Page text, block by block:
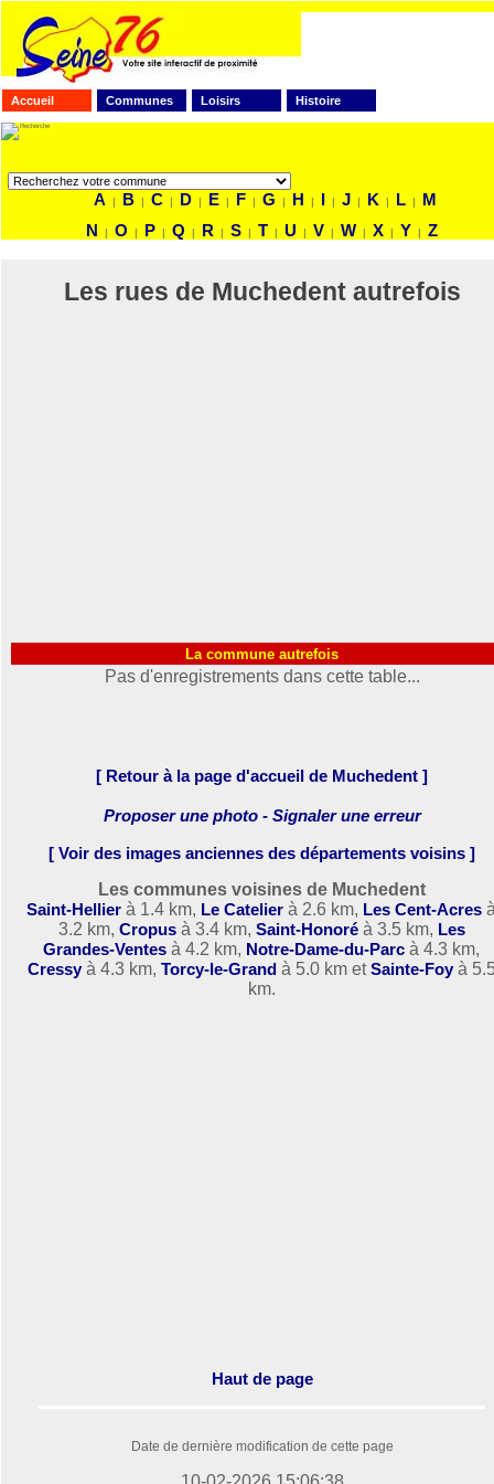
Accueil Communes Loisirs Histoire
A | B | C | D | E | F | G | H | I | J | K | L |
M
N
| O | P | Q | R | S | T | U | V | W | X | Y | Z
Les rues de Muchedent autrefois
La commune autrefois
Pas d'enregistrements dans cette table...
[ Retour à la page d'accueil de Muchedent ]
Proposer une photo - Signaler une erreur
[ Voir des images anciennes des départements voisins ]
Les communes voisines de Muchedent
Saint-Hellier à 1.4 km, Le Catelier à 2.6 km, Les Cent-Acres
3.2 km, Cropusà 3.4 km, Saint-Honoréà 3.5 km, Les
Grandes-Ventes à 4.2 km, Notre-Dame-du-Parc à 4.3 km,
Cressyà 4.3 km, Torcy-le-Grandà 5.0 km etSainte-Foyà
km.
Haut de page
Date de dernière modification de cette page